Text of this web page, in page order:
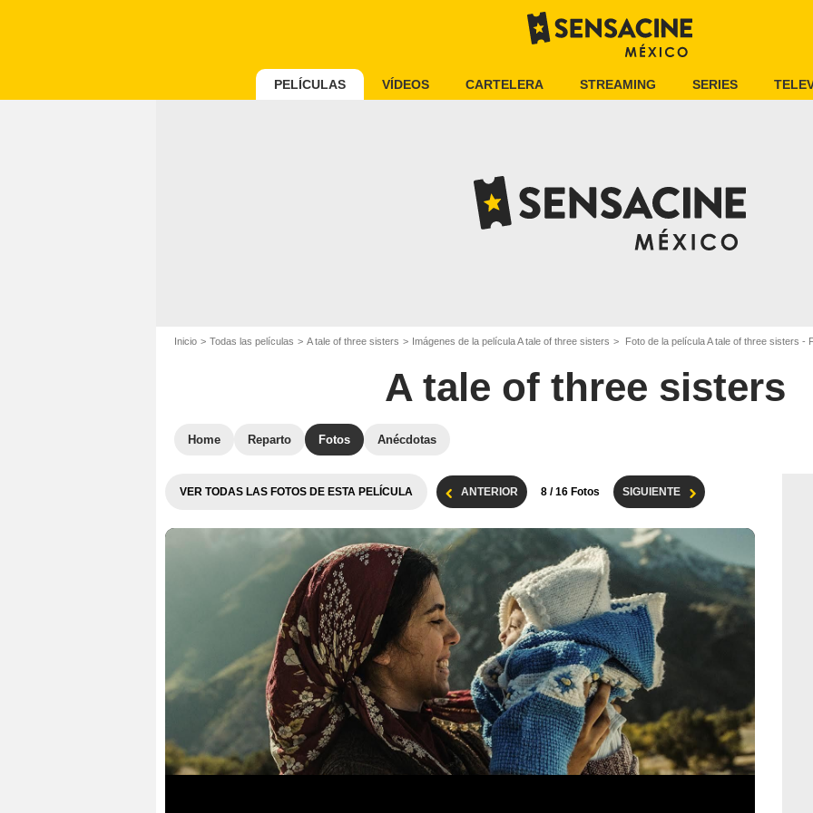
PELÍCULAS VÍDEOS CARTELERA STREAMING SERIES
Inicio Todas las películas A tale of three sisters Imágenes de la película A tale of three sisters Foto de la película A tale of three sisters -
A tale of three sisters
Home Reparto Fotos Anécdotas
VER TODAS LAS FOTOS DE ESTA PELÍCULA ANTERIOR 8 / 16 Fotos SIGUIENTE